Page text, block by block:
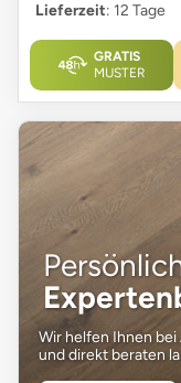
Lieferzeit: 12 Tage
GRATIS
MUSTER
Wir helfen Ihnen
und direkt beraten